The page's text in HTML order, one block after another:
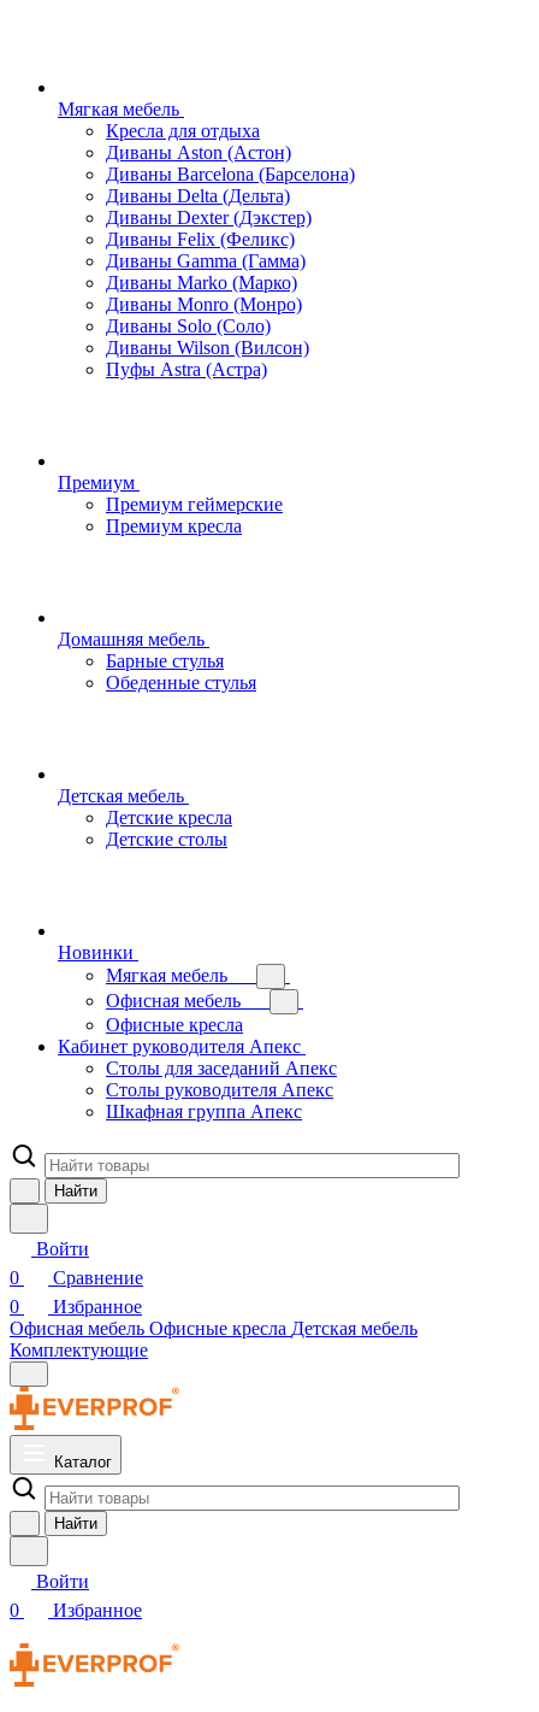
Мягкая мебель
Кресла для отдыха
Диваны Aston (Астон)
Диваны Barcelona (Барселона)
Диваны Delta (Дельта)
Диваны Dexter (Дэкстер)
Диваны Felix (Феликс)
Диваны Gamma (Гамма)
Диваны Marko (Марко)
Диваны Monro (Монро)
Диваны Solo (Соло)
Диваны Wilson (Вилсон)
Пуфы Astra (Астра)
Премиум
Премиум геймерские
Премиум кресла
Домашняя мебель
Барные стулья
Обеденные стулья
Детская мебель
Детские кресла
Детские столы
Новинки
Мягкая мебель
Офисная мебель
Офисные кресла
Кабинет руководителя Апекс
Столы для заседаний Апекс
Столы руководителя Апекс
Шкафная группа Апекс
Найти
Войти
0
Сравнение
0
Избранное
Офисная мебель Офисные кресла Детская мебель
Комплектующие
Каталог
Найти
Войти
0
Избранное